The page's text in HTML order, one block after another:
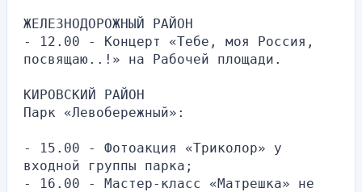
ЖЕЛЕЗНОДОРОЖНЫЙ РАЙОН
- 12.00 - Концерт «Тебе, моя Россия,
посвящаю..!» на Рабочей площади.
КИРОВСКИЙ РАЙОН
Парк «Левобережный»:
- 15.00 - Фотоакция «Триколор» у
входной группы парка;
- 16.00 - Мастер-класс «Матрешка» не